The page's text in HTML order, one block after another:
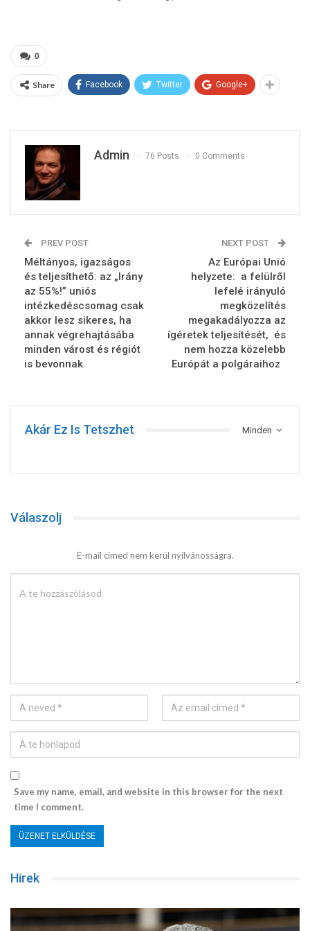
0
Share Facebook Twitter Google+
Admin 76 Posts 0 Comments
PREV POST
Méltányos, igazságos
és teljesíthető: az „Irány
az 55%!” uniós
intézkedéscsomag csak
akkor lesz sikeres, ha
annak végrehajtásába
minden várost és régiót
is bevonnak
NEXT POST
Az Európai Unió
helyzete: ‎ a felülről
lefelé irányuló
megközelítés
megakadályozza az
ígéretek teljesítését, ‎ és
nem hozza közelebb
Európát a polgáraihoz
Minden
Akár Ez Is Tetszhet
Válaszolj
E-mail címed nem kerül nyilvánosságra.
Save my name, email, and website in this browser for the next
time I comment.
Hirek